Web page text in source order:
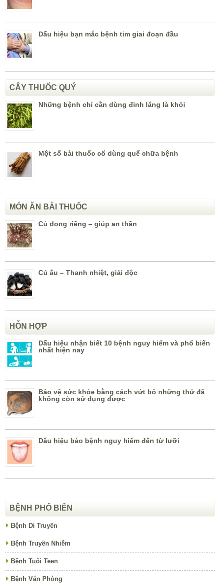
Dấu hiệu bạn mắc bệnh tim giai đoạn đầu
CÂY THUỐC QUÝ
Những bệnh chỉ cần dùng đinh lăng là khỏi
Một số bài thuốc cổ dùng quế chữa bệnh
MÓN ĂN BÀI THUỐC
Củ dong riềng – giúp an thần
Củ ấu – Thanh nhiệt, giải độc
HỖN HỢP
Dấu hiệu nhận biết 10 bệnh nguy hiểm và phổ biến
nhất hiện nay
Bảo vệ sức khỏe bằng cách vứt bỏ những thứ đã
không còn sử dụng được
Dấu hiệu báo bệnh nguy hiểm đến từ lưỡi
BỆNH PHỔ BIẾN
Bệnh Di Truyền
Bệnh Truyền Nhiễm
Bệnh Tuổi Teen
Bệnh Văn Phòng